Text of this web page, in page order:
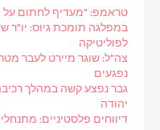
טראמפ: "מעדיף לחתום על
במפלגה תומכת גיוס: יו"ר
לפוליטיקה
צה"ל: שוגר מיירט לעבר
נפגעים
יהודה
דיווחים פלסטיניים: